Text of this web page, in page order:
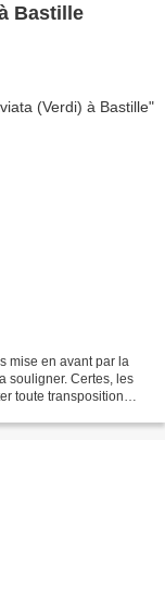
Bastille
mise en avant par la
souligner. Certes, les
toute transposition